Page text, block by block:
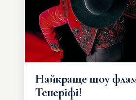
Найкраще шоу
Тенеріфі!